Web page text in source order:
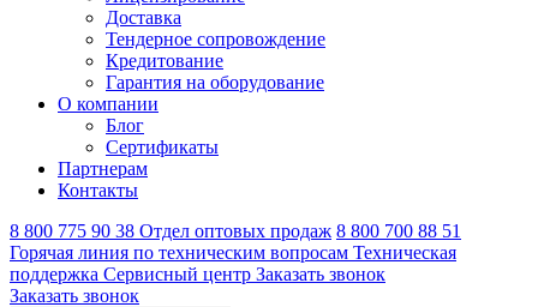
Доставка
Тендерное сопровождение
Кредитование
Гарантия на оборудование
О компании
Блог
Сертификаты
Партнерам
Контакты
8 800 775 90 38 Отдел оптовых продаж 8 800 700 88 51
Горячая линия по техническим вопросам Техническая
поддержка Сервисный центр Заказать звонок
Заказать звонок